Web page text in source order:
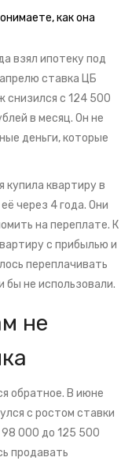
как она
взял ипотеку под
ставка ЦБ
снизился с 124 500
в месяц. Он не
деньги, которые
купила квартиру в
через 4 года. Они
на переплате. К
с прибылью и
переплачивать
бы не использовали.
не
обратное. В июне
с ростом ставки
98 000 до 125 500
продавать